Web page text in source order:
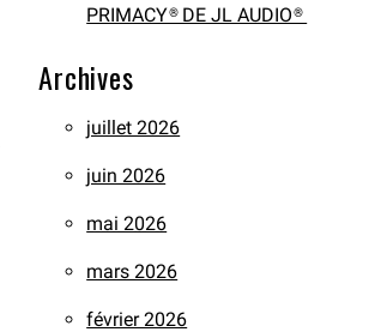
PRIMACY® DE JL AUDIO®
Archives
juillet 2026
juin 2026
mai 2026
mars 2026
février 2026